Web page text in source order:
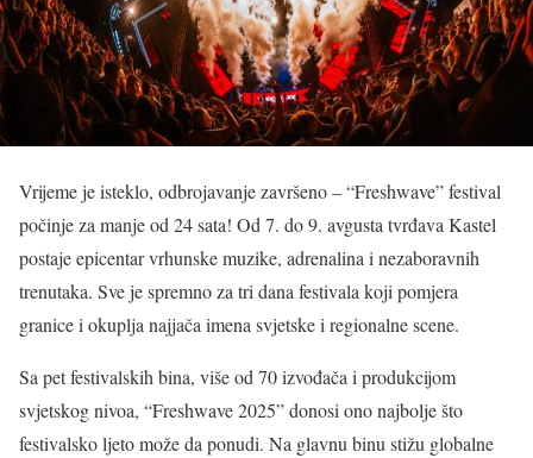
Vrijeme je isteklo, odbrojavanje završeno – “Freshwave” festival
počinje za manje od 24 sata! Od 7. do 9. avgusta tvrđava Kastel
postaje epicentar vrhunske muzike, adrenalina i nezaboravnih
trenutaka. Sve je spremno za tri dana festivala koji pomjera
granice i okuplja najjača imena svjetske i regionalne scene.
Sa pet festivalskih bina, više od 70 izvođača i produkcijom
svjetskog nivoa, “Freshwave 2025” donosi ono najbolje što
festivalsko ljeto može da ponudi. Na glavnu binu stižu globalne